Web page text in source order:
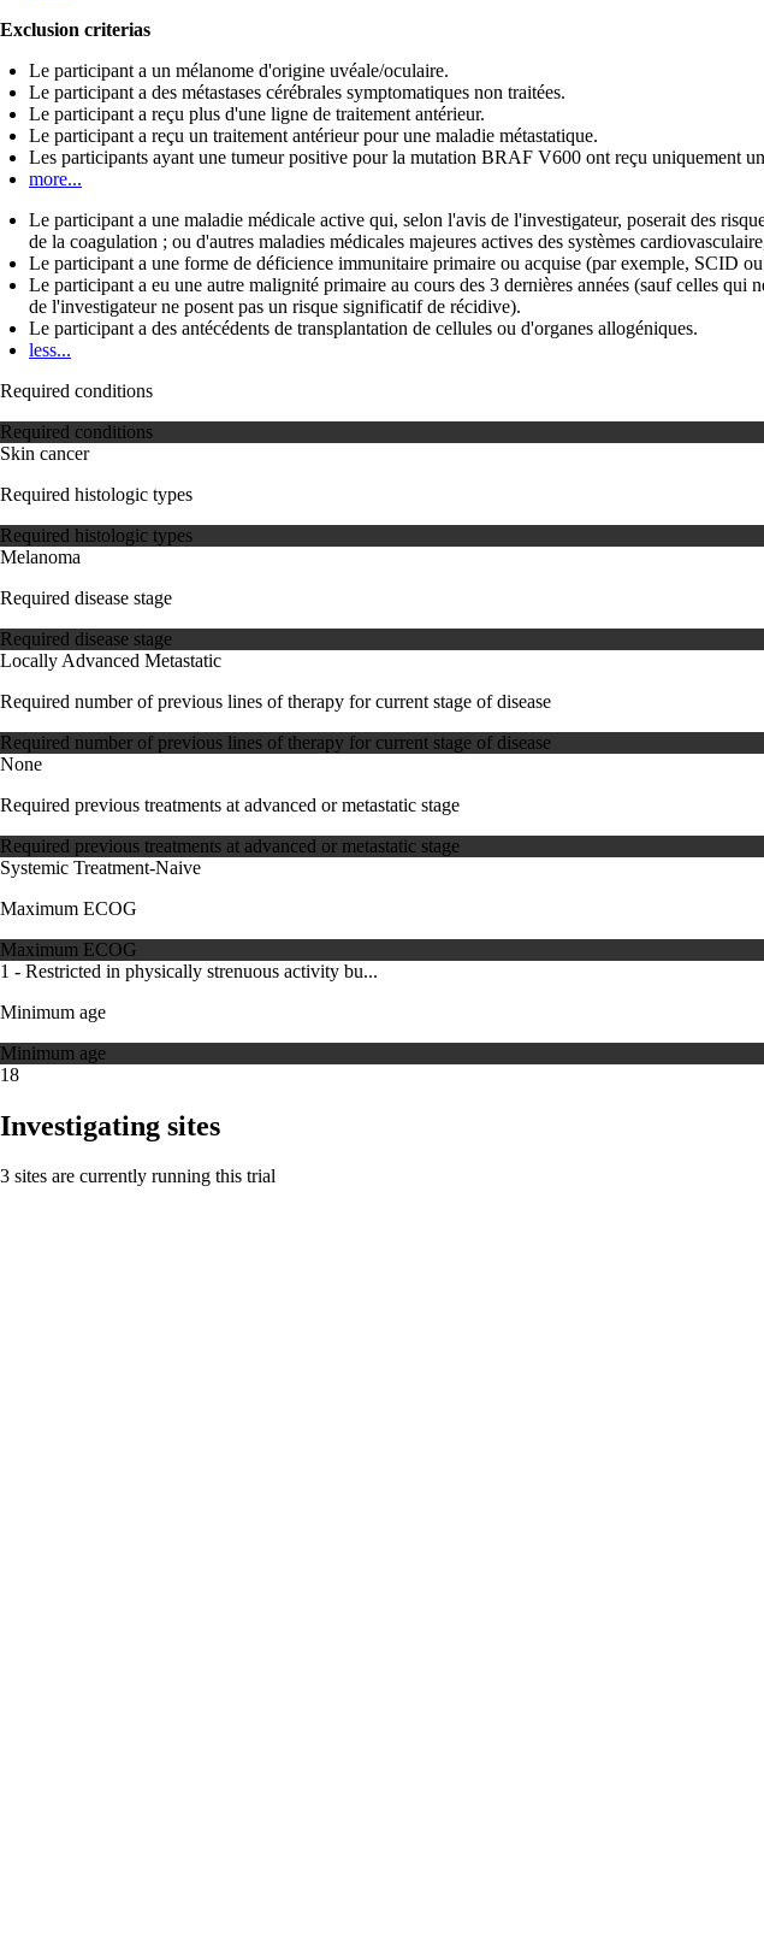
Exclusion criterias
Le participant a un mélanome d'origine uvéale/oculaire.
Le participant a des métastases cérébrales symptomatiques non traitées.
Le participant a reçu plus d'une ligne de traitement antérieur.
Le participant a reçu un traitement antérieur pour une maladie métastatique.
Les participants ayant une tumeur positive pour la mutation BRAF V600 ont reçu uniquement
more...
Le participant a une maladie médicale active qui, selon l'avis de l'investigateur, poserait des
de la coagulation ; ou d'autres maladies médicales majeures actives des systèmes
Le participant a une forme de déficience immunitaire primaire ou acquise (par exemple, SCID
Le participant a eu une autre malignité primaire au cours des 3 dernières années (sauf celles
de l'investigateur ne posent pas un risque significatif de récidive).
Le participant a des antécédents de transplantation de cellules ou d'organes allogéniques.
less...
Required conditions
Required conditions
Skin cancer
Required histologic types
Required histologic types
Melanoma
Required disease stage
Required disease stage
Locally Advanced Metastatic
Required number of previous lines of therapy for current stage of disease
Required number of previous lines of therapy for current stage of disease
None
Required previous treatments at advanced or metastatic stage
Required previous treatments at advanced or metastatic stage
Systemic Treatment-Naive
Maximum ECOG
Maximum ECOG
1 - Restricted in physically strenuous activity bu...
Minimum age
Minimum age
18
Investigating sites
3 sites are currently running this trial